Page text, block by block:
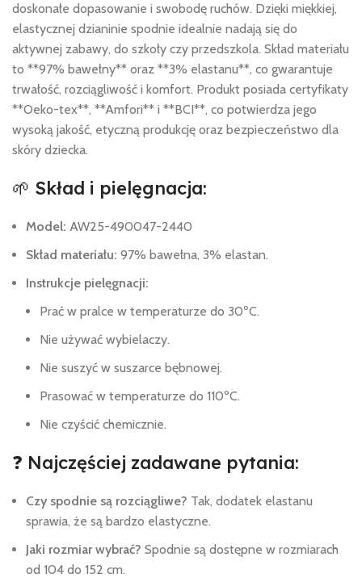
doskonałe dopasowanie i swobodę ruchów. Dzięki miękkiej,
elastycznej dzianinie spodnie idealnie nadają się do
aktywnej zabawy, do szkoły czy przedszkola. Skład materiału
to **97% bawełny** oraz **3% elastanu**, co gwarantuje
trwałość, rozciągliwość i komfort. Produkt posiada certyfikaty
**Oeko-tex**, **Amfori** i **BCI**, co potwierdza jego
wysoką jakość, etyczną produkcję oraz bezpieczeństwo dla
skóry dziecka.
🌱 Skład i pielęgnacja:
Model: AW25-490047-2440
Skład materiału: 97% bawełna, 3% elastan.
Instrukcje pielęgnacji:
Prać w pralce w temperaturze do 30ºC.
Nie używać wybielaczy.
Nie suszyć w suszarce bębnowej.
Prasować w temperaturze do 110ºC.
Nie czyścić chemicznie.
❓ Najczęściej zadawane pytania:
Czy spodnie są rozciągliwe? Tak, dodatek elastanu
sprawia, że są bardzo elastyczne.
Jaki rozmiar wybrać? Spodnie są dostępne w rozmiarach
od 104 do 152 cm.